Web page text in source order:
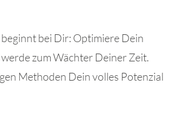
bei Dir: Optimiere Dein
zum Wächter Deiner Zeit.
Methoden Dein volles Potenzial